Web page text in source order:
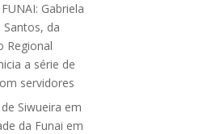
FUNAI: Gabriela
Santos, da
Regional
a série de
servidores
Siwueira em
da Funai em